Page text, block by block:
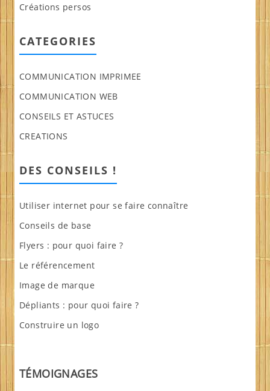
Créations persos
CATEGORIES
COMMUNICATION IMPRIMEE
COMMUNICATION WEB
CONSEILS ET ASTUCES
CREATIONS
DES CONSEILS !
Utiliser internet pour se faire connaître
Conseils de base
Flyers : pour quoi faire ?
Le référencement
Image de marque
Dépliants : pour quoi faire ?
Construire un logo
TÉMOIGNAGES